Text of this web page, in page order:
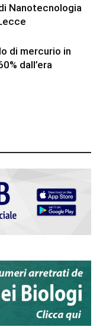
Nanotecnologia
di mercurio in
dall’era